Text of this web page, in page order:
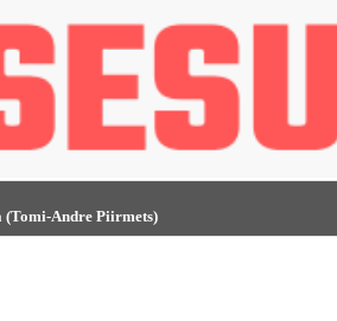
(Tomi-Andre Piirmets)